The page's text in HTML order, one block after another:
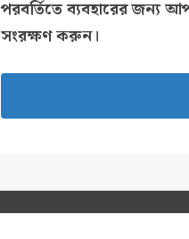
পরবর্তিতে ব্যবহারের জন্য
সংরক্ষণ করুন।